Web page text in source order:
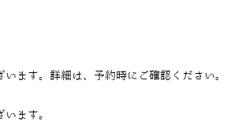
ます。詳細は、予約時にご確認ください。
ます。